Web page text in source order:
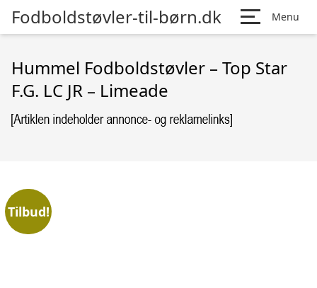
Fodboldstøvler-til-børn.dk Menu
Hummel Fodboldstøvler – Top Star
F.G. LC JR – Limeade
Tilbud!